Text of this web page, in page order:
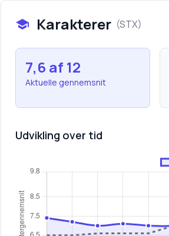
Karakterer (STX)
7,6 af 12
Aktuelle gennemsnit
Udvikling over tid